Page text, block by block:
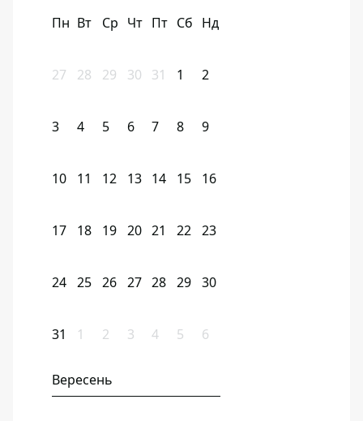
Пн Вт Ср Чт Пт Сб Нд
27 28 29 30 31 1 2
3 4 5 6 7 8 9
10 11 12 13 14 15 16
17 18 19 20 21 22 23
24 25 26 27 28 29 30
31 1 2 3 4 5 6
Вересень